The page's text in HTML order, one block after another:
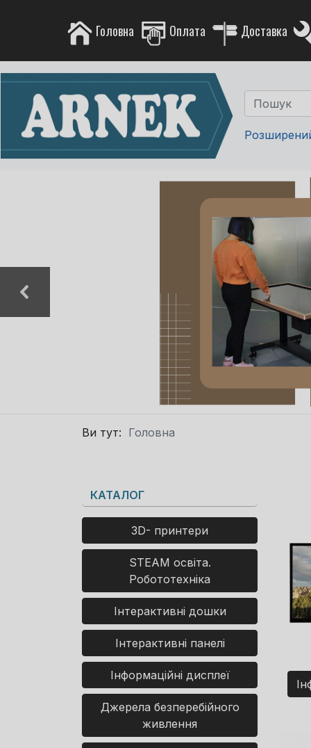
Головна Оплата Доставка
Ви тут: Головна
КАТАЛОГ
3D- принтери
STEAM освіта.
Робототехніка
Інтерактивні дошки
Інтерактивні панелі
Інформаційні дисплеї
Джерела безперебійного
живлення